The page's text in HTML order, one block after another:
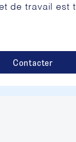
de travail est
Contacter